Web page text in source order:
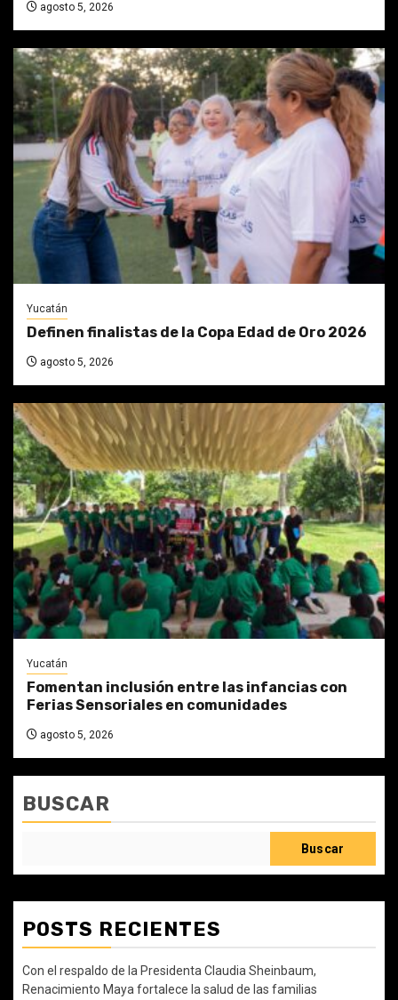
agosto 5, 2026
Yucatán
Definen finalistas de la Copa Edad de Oro 2026
agosto 5, 2026
Yucatán
Fomentan inclusión entre las infancias con
Ferias Sensoriales en comunidades
agosto 5, 2026
BUSCAR
Buscar
POSTS RECIENTES
Con el respaldo de la Presidenta Claudia Sheinbaum,
Renacimiento Maya fortalece la salud de las familias